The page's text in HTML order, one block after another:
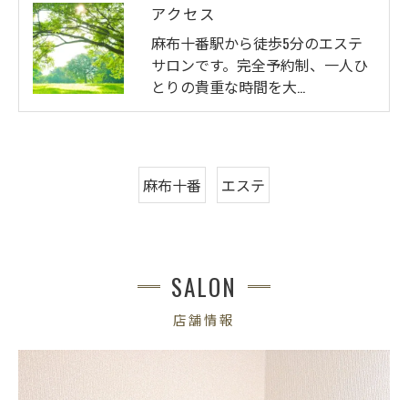
アクセス
麻布十番駅から徒歩5分のエステ
サロンです。完全予約制、一人ひ
とりの貴重な時間を大…
麻布十番 エステ
店舗情報
SALON